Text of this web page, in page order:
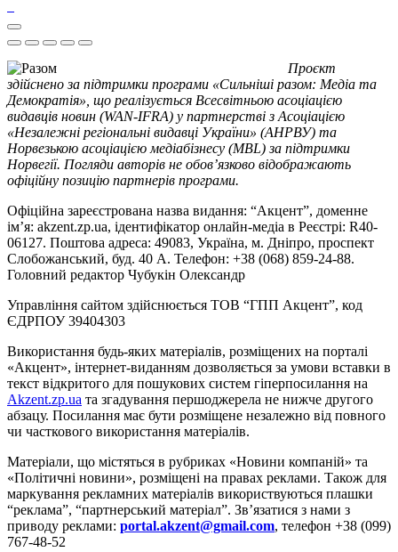
Проєкт
здійснено за підтримки програми «Сильніші разом: Медіа та
Демократія», що реалізується Всесвітньою асоціацією
видавців новин (WAN-IFRA) у партнерстві з Асоціацією
«Незалежні регіональні видавці України» (АНРВУ) та
Норвезькою асоціацією медіабізнесу (MBL) за підтримки
Норвегії. Погляди авторів не обов’язково відображають
офіційну позицію партнерів програми.
Офіційна зареєстрована назва видання: “Акцент”, доменне
ім’я: akzent.zp.ua, ідентифікатор онлайн-медіа в Реєстрі: R40-
06127. Поштова адреса: 49083, Україна, м. Дніпро, проспект
Слобожанський, буд. 40 А. Телефон: +38 (068) 859-24-88.
Головний редактор Чубукін Олександр
Управління сайтом здійснюється ТОВ “ГПП Акцент”, код
ЄДРПОУ 39404303
Використання будь-яких матеріалів, розміщених на порталі
«Акцент», інтернет-виданням дозволяється за умови вставки в
текст відкритого для пошукових систем гіперпосилання на
Akzent.zp.ua та згадування першоджерела не нижче другого
абзацу. Посилання має бути розміщене незалежно від повного
чи часткового використання матеріалів.
Матеріали, що містяться в рубриках «Новини компаній» та
«Політичні новини», розміщені на правах реклами. Також для
маркування рекламних матеріалів використвуються плашки
“реклама”, “партнерський матеріал”. Зв’язатися з нами з
приводу реклами: portal.akzent@gmail.com, телефон +38 (099)
767-48-52